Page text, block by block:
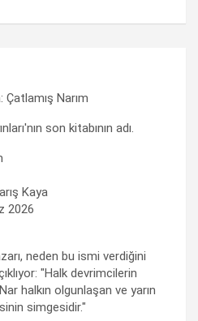
Narım
son kitabının adı.
Kaya
2026
neden bu ismi verdiğini
"Halk devrimcilerin
halkın olgunlaşan ve yarın
simgesidir."